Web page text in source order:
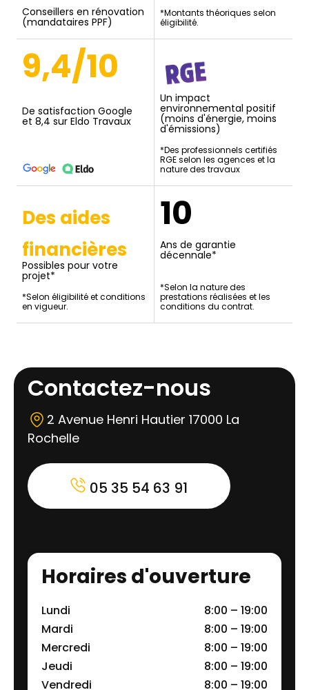
Conseillers en rénovation
(mandataires PPF)
*Montants théoriques selon
éligibilité.
9,4/10
De satisfaction Google
et 8,4 sur Eldo Travaux
Un impact
environnemental positif
(moins d'énergie, moins
d'émissions)
*Des professionnels certifiés
RGE selon les agences et la
nature des travaux
Des aides
financières
Possibles pour votre
projet*
*Selon éligibilité et conditions
en vigueur.
10
Ans de garantie
décennale*
*Selon la nature des
prestations réalisées et les
conditions du contrat.
Contactez-nous
2 Avenue Henri Hautier 17000 La
Rochelle
05 35 54 63 91
Horaires d'ouverture
Lundi
8:00 – 19:00
Mardi
8:00 – 19:00
Mercredi
8:00 – 19:00
Jeudi
8:00 – 19:00
Vendredi
8:00 – 19:00